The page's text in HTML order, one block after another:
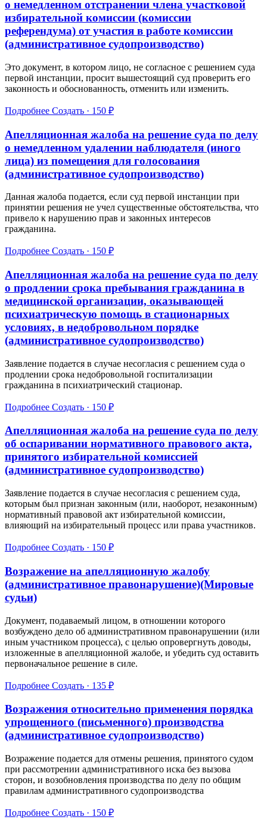
о немедленном отстранении члена участковой
избирательной комиссии (комиссии
референдума) от участия в работе комиссии
(административное судопроизводство)
Это документ, в котором лицо, не согласное с решением суда
первой инстанции, просит вышестоящий суд проверить его
законность и обоснованность, отменить или изменить.
Подробнее Создать · 150 ₽
Апелляционная жалоба на решение суда по делу
о немедленном удалении наблюдателя (иного
лица) из помещения для голосования
(административное судопроизводство)
Данная жалоба подается, если суд первой инстанции при
принятии решения не учел существенные обстоятельства, что
привело к нарушению прав и законных интересов
гражданина.
Подробнее Создать · 150 ₽
Апелляционная жалоба на решение суда по делу
о продлении срока пребывания гражданина в
медицинской организации, оказывающей
психиатрическую помощь в стационарных
условиях, в недобровольном порядке
(административное судопроизводство)
Заявление подается в случае несогласия с решением суда о
продлении срока недобровольной госпитализации
гражданина в психиатрический стационар.
Подробнее Создать · 150 ₽
Апелляционная жалоба на решение суда по делу
об оспаривании нормативного правового акта,
принятого избирательной комиссией
(административное судопроизводство)
Заявление подается в случае несогласия с решением суда,
которым был признан законным (или, наоборот, незаконным)
нормативный правовой акт избирательной комиссии,
влияющий на избирательный процесс или права участников.
Подробнее Создать · 150 ₽
Возражение на апелляционную жалобу
(административное правонарушение)(Мировые
судьи)
Документ, подаваемый лицом, в отношении которого
возбуждено дело об административном правонарушении (или
иным участником процесса), с целью опровергнуть доводы,
изложенные в апелляционной жалобе, и убедить суд оставить
первоначальное решение в силе.
Подробнее Создать · 135 ₽
Возражения относительно применения порядка
упрощенного (письменного) производства
(административное судопроизводство)
Возражение подается для отмены решения, принятого судом
при рассмотрении административного иска без вызова
сторон, и возобновления производства по делу по общим
правилам административного судопроизводства
Подробнее Создать · 150 ₽